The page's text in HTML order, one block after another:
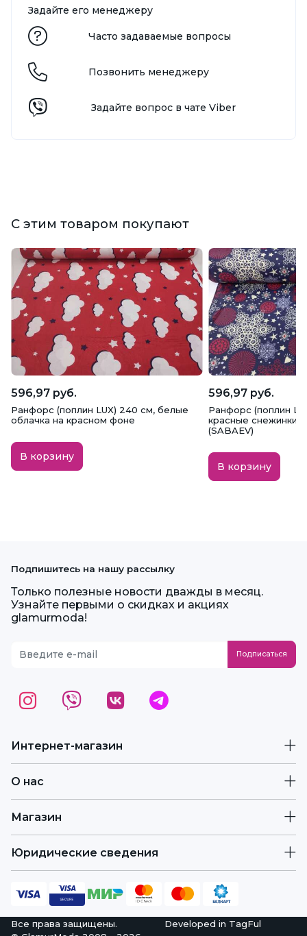
Задайте его менеджеру
Часто задаваемые вопросы
Позвонить менеджеру
Задайте вопрос в чате Viber
С этим товаром покупают
596,97 руб.
Ранфорс (поплин LUX) 240 см, белые
облачка на красном фоне
В корзину
596,97 руб.
Ранфорс (поплин
красные снежинки
(SABAEV)
В корзину
Интернет-магазин
О нас
Магазин
Юридические сведения
Подпишитесь на нашу рассылку
Только полезные новости дважды в месяц.
Узнайте первыми о скидках и акциях
glamurmoda!
Все права защищены.
Developed in TagFul